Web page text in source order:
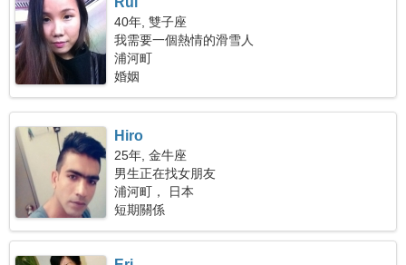
40年, 雙子座
我需要一個熱情的滑雪人
浦河町
婚姻
Hiro
25年, 金牛座
男生正在找女朋友
浦河町， 日本
短期關係